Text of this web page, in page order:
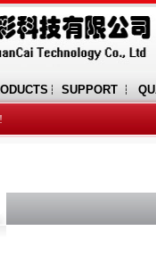
SUPPORT